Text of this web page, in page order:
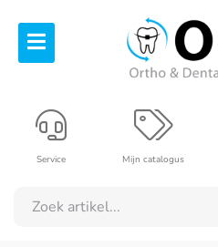
Mijn catalogus
Service